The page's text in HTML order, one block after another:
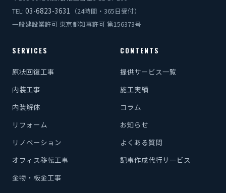
TEL: 03-6823-3631
（24時間・365日受付）
一般建設業許可 東京都知事許可 第156373号
SERVICES
原状回復工事
内装工事
内装解体
リフォーム
リノベーション
オフィス移転工事
金物・板金工事
CONTENTS
提供サービス一覧
施工実績
コラム
お知らせ
よくある質問
記事作成代行サービス